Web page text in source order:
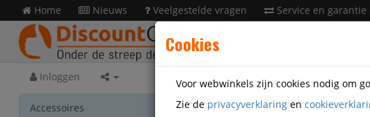
Home Nieuws Veelgestelde vragen Service en garantie
Inloggen
Accessoires Accessoires
Cookies
Voor webwinkels zijn cookies nodig om
Zie de privacyverklaring en